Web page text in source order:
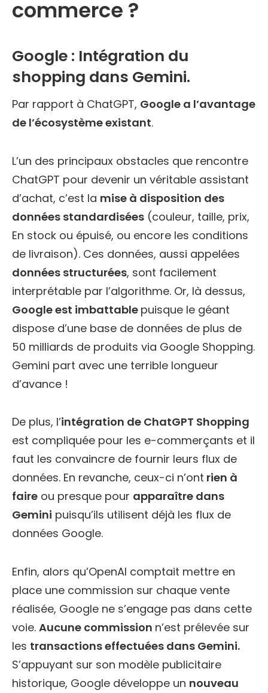
commerce ?
Google : Intégration du
shopping dans Gemini.
Par rapport à ChatGPT, Google a l’avantage
de l’écosystème existant.
L’un des principaux obstacles que rencontre
ChatGPT pour devenir un véritable assistant
d’achat, c’est la mise à disposition des
données standardisées (couleur, taille, prix,
En stock ou épuisé, ou encore les conditions
de livraison). Ces données, aussi appelées
données structurées, sont facilement
interprétable par l’algorithme. Or, là dessus,
Google est imbattable puisque le géant
dispose d’une base de données de plus de
50 milliards de produits via Google Shopping.
Gemini part avec une terrible longueur
d’avance !
De plus, l’intégration de ChatGPT Shopping
est compliquée pour les e-commerçants et il
faut les convaincre de fournir leurs flux de
données. En revanche, ceux-ci n’ont rien à
faire ou presque pour apparaître dans
Gemini puisqu’ils utilisent déjà les flux de
données Google.
Enfin, alors qu’OpenAI comptait mettre en
place une commission sur chaque vente
réalisée, Google ne s’engage pas dans cette
voie. Aucune commission n’est prélevée sur
les transactions effectuées dans Gemini.
S’appuyant sur son modèle publicitaire
historique, Google développe un nouveau